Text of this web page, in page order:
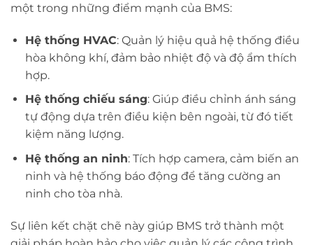
một trong những điểm mạnh của BMS:
Hệ thống HVAC: Quản lý hiệu quả hệ thống điều
hòa không khí, đảm bảo nhiệt độ và độ ẩm thích
hợp.
Hệ thống chiếu sáng: Giúp điều chỉnh ánh sáng
tự động dựa trên điều kiện bên ngoài, từ đó tiết
kiệm năng lượng.
Hệ thống an ninh: Tích hợp camera, cảm biến an
ninh và hệ thống báo động để tăng cường an
ninh cho tòa nhà.
Sự liên kết chặt chẽ này giúp BMS trở thành một